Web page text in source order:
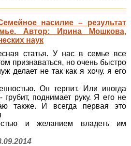
насилие – результат
Автор: Ирина Мошкова,
наук
статья. У нас в семье все
признаваться, но очень быстро
делает не так как я хочу. я его
Он терпит. Или иногда
поднимает руку. Я его не
также. И всегда первая это
и желанием владеть им